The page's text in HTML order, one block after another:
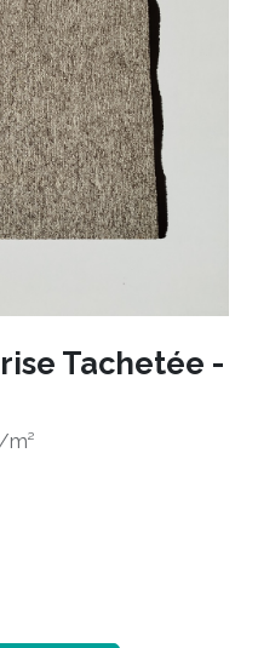
Tachetée -
m²